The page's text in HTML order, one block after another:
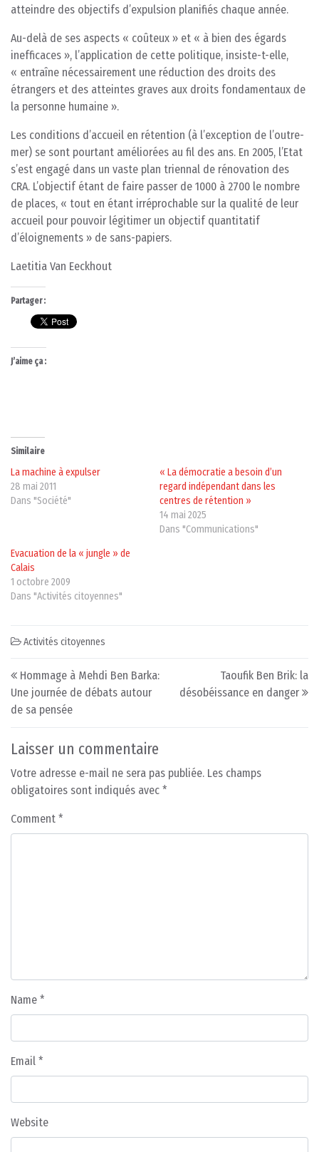
atteindre des objectifs d’expulsion planifiés chaque année.
Au-delà de ses aspects « coûteux » et « à bien des égards
inefficaces », l’application de cette politique, insiste-t-elle,
« entraîne nécessairement une réduction des droits des
étrangers et des atteintes graves aux droits fondamentaux de
la personne humaine ».
Les conditions d’accueil en rétention (à l’exception de l’outre-
mer) se sont pourtant améliorées au fil des ans. En 2005, l’Etat
s’est engagé dans un vaste plan triennal de rénovation des
CRA. L’objectif étant de faire passer de 1000 à 2700 le nombre
de places, « tout en étant irréprochable sur la qualité de leur
accueil pour pouvoir légitimer un objectif quantitatif
d’éloignements » de sans-papiers.
Laetitia Van Eeckhout
Partager :
J’aime ça :
Similaire
La machine à expulser
28 mai 2011
Dans "Société"
« La démocratie a besoin d’un
regard indépendant dans les
centres de rétention »
14 mai 2025
Dans "Communications"
Evacuation de la « jungle » de
Calais
1 octobre 2009
Dans "Activités citoyennes"
Activités citoyennes
Post navigation
Hommage à Mehdi Ben Barka:
Une journée de débats autour
de sa pensée
Taoufik Ben Brik: la
désobéissance en danger
Laisser un commentaire
Votre adresse e-mail ne sera pas publiée. Les champs
obligatoires sont indiqués avec *
Comment *
Name *
Email *
Website